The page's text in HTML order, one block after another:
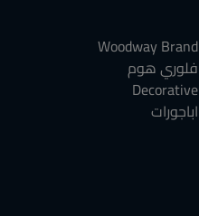
Woodway Brand
فلوري هوم
Decorative
اباجورات